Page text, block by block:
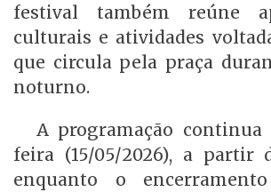
festival também reúne
culturais e atividades
que circula pela praça
noturno.
A programação continua
feira (15/05/2026), a partir
enquanto o